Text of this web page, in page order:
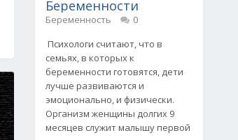
Беременности
Беременность
0
Психологи считают, что в
семьях, в которых к
беременности готовятся, дети
лучше развиваются и
эмоционально, и физически.
Организм женщины долгих 9
месяцев служит малышу первой